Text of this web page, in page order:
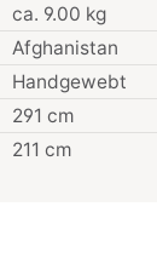
ca. 9.00 kg
Afghanistan
Handgewebt
291 cm
211 cm